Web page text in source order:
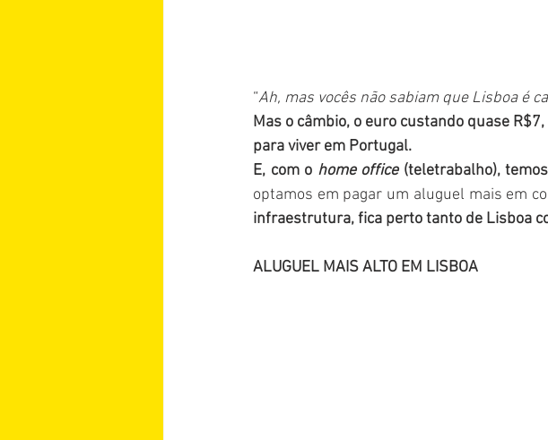
“Ah, mas vocês não sabiam que Lisboa é
Mas o câmbio, o euro custando quase
para viver em Portugal.
E, com o home office (teletrabalho),
optamos em pagar um aluguel mais em
infraestrutura, fica perto tanto de Lisboa
ALUGUEL MAIS ALTO EM LISBOA